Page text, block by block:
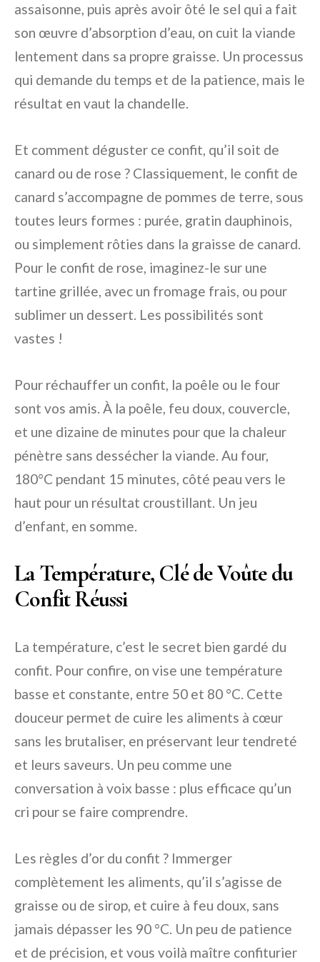
assaisonne, puis après avoir ôté le sel qui a fait
son œuvre d’absorption d’eau, on cuit la viande
lentement dans sa propre graisse. Un processus
qui demande du temps et de la patience, mais le
résultat en vaut la chandelle.
Et comment déguster ce confit, qu’il soit de
canard ou de rose ? Classiquement, le confit de
canard s’accompagne de pommes de terre, sous
toutes leurs formes : purée, gratin dauphinois,
ou simplement rôties dans la graisse de canard.
Pour le confit de rose, imaginez-le sur une
tartine grillée, avec un fromage frais, ou pour
sublimer un dessert. Les possibilités sont
vastes !
Pour réchauffer un confit, la poêle ou le four
sont vos amis. À la poêle, feu doux, couvercle,
et une dizaine de minutes pour que la chaleur
pénètre sans dessécher la viande. Au four,
180°C pendant 15 minutes, côté peau vers le
haut pour un résultat croustillant. Un jeu
d’enfant, en somme.
La Température, Clé de Voûte du
Confit Réussi
La température, c’est le secret bien gardé du
confit. Pour confire, on vise une température
basse et constante, entre 50 et 80 °C. Cette
douceur permet de cuire les aliments à cœur
sans les brutaliser, en préservant leur tendreté
et leurs saveurs. Un peu comme une
conversation à voix basse : plus efficace qu’un
cri pour se faire comprendre.
Les règles d’or du confit ? Immerger
complètement les aliments, qu’il s’agisse de
graisse ou de sirop, et cuire à feu doux, sans
jamais dépasser les 90 °C. Un peu de patience
et de précision, et vous voilà maître confiturier